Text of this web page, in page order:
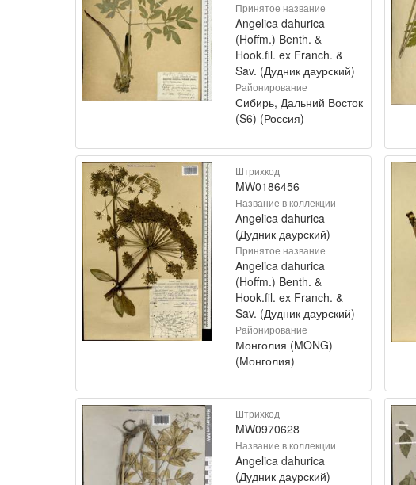
Принятое название
Angelica dahurica
(Hoffm.) Benth. &
Hook.fil. ex Franch. &
Sav. (Дудник даурский)
Районирование
Сибирь, Дальний Восток
(S6) (Россия)
Штрихкод
MW0186456
Название в коллекции
Angelica dahurica
(Дудник даурский)
Принятое название
Angelica dahurica
(Hoffm.) Benth. &
Hook.fil. ex Franch. &
Sav. (Дудник даурский)
Районирование
Монголия (MONG)
(Монголия)
Штрихкод
MW0970628
Название в коллекции
Angelica dahurica
(Дудник даурский)